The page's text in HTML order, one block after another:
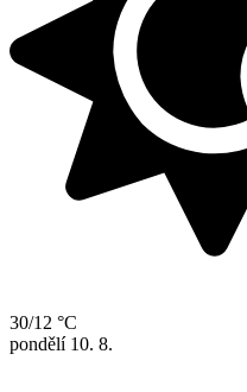
30/12 °C
pondělí 10. 8.